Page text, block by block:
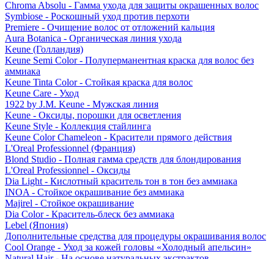
Chroma Absolu - Гамма ухода для защиты окрашенных волос
Symbiose - Роскошный уход против перхоти
Premiere - Очищение волос от отложений кальция
Aura Botanica - Органическая линия ухода
Keune (Голландия)
Keune Semi Color - Полуперманентная краска для волос без
аммиака
Keune Tinta Color - Стойкая краска для волос
Keune Care - Уход
1922 by J.M. Keune - Мужская линия
Keune - Оксиды, порошки для осветления
Keune Style - Коллекция стайлинга
Keune Color Chameleon - Красители прямого действия
L'Oreal Professionnel (Франция)
Blond Studio - Полная гамма средств для блондирования
L'Oreal Professionnel - Оксиды
Dia Light - Кислотный краситель тон в тон без аммиака
INOA - Стойкое окрашивание без аммиака
Majirel - Стойкое окрашивание
Dia Color - Краситель-блеск без аммиака
Lebel (Япония)
Дополнительные средства для процедуры окрашивания волос
Cool Orange - Уход за кожей головы «Холодный апельсин»